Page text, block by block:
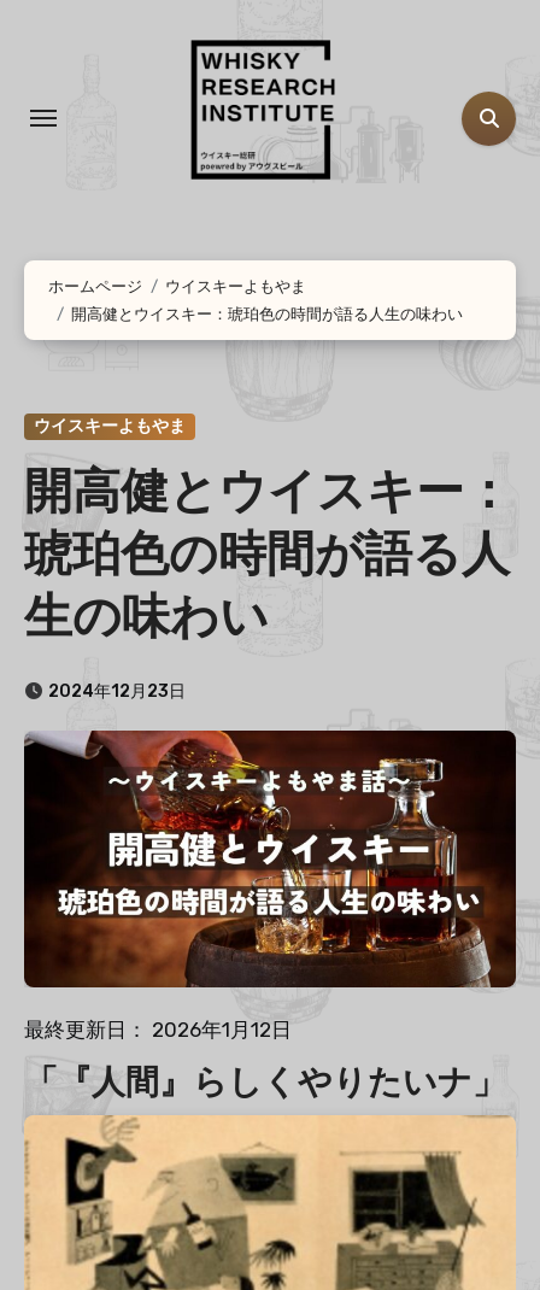
ホームページ
ウイスキーよもやま
開高健とウイスキー：琥珀色の時間が語る人生の味わい
ウイスキーよもやま
開高健とウイスキー：
琥珀色の時間が語る人
生の味わい
2024年12月23日
最終更新日： 2026年1月12日
「『人間』らしくやりたいナ」